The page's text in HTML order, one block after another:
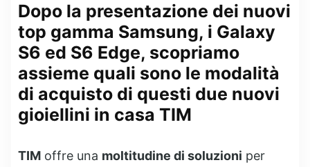
Dopo la presentazione dei nuovi
top gamma Samsung, i Galaxy
S6 ed S6 Edge, scopriamo
assieme quali sono le modalità
di acquisto di questi due nuovi
gioiellini in casa TIM
TIM offre una moltitudine di soluzioni per